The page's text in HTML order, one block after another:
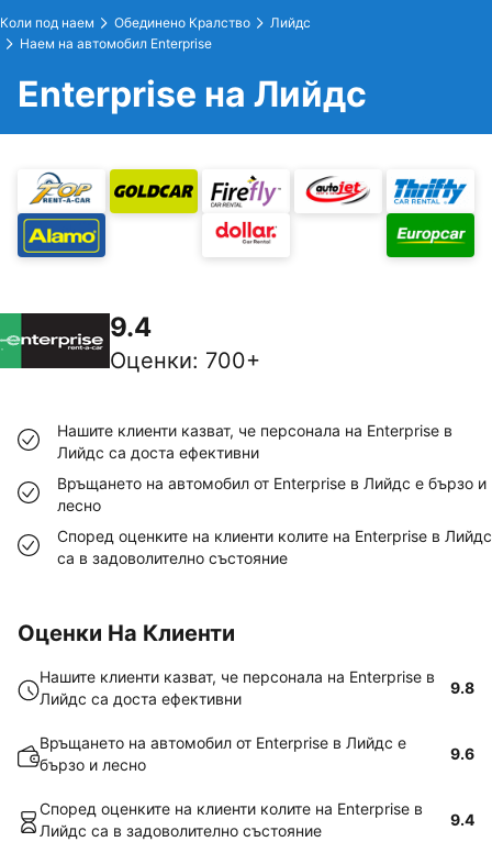
Коли под наем Обединено Кралство
Лийдс
Наем на автомобил Enterprise
Enterprise на Лийдс
9.4
Оценки: 700+
Нашите клиенти казват, че персонала на Enterprise в
Лийдс са доста ефективни
Връщането на автомобил от Enterprise в Лийдс е бързо и
лесно
Според оценките на клиенти колите на Enterprise в Лийдс
са в задоволително състояние
Оценки На Клиенти
Нашите клиенти казват, че персонала на Enterprise в
Лийдс са доста ефективни
9.8
Връщането на автомобил от Enterprise в Лийдс е
бързо и лесно
9.6
Според оценките на клиенти колите на Enterprise в
Лийдс са в задоволително състояние
9.4